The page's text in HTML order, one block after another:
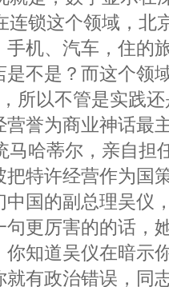
连锁这个领域，北
机、汽车，住的
是不是？而这个领
所以不管是实践
营誉为商业神话最
哈蒂尔，亲自担
特许经营作为国
国的副总理吴仪
句更厉害的的话，
知道吴仪在暗示
就有政治错误，同